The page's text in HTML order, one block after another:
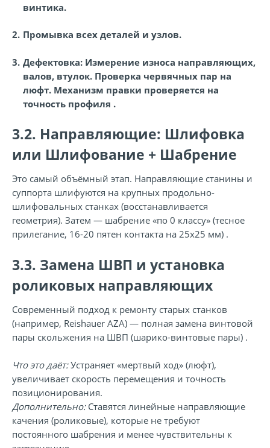
винтика.
Промывка всех деталей и узлов.
Дефектовка: Измерение износа направляющих,
валов, втулок. Проверка червячных пар на
люфт. Механизм правки проверяется на
точность профиля .
3.2. Направляющие: Шлифовка
или Шлифование + Шабрение
Это самый объёмный этап. Направляющие станины и
суппорта шлифуются на крупных продольно-
шлифовальных станках (восстанавливается
геометрия). Затем — шабрение «по 0 классу» (тесное
прилегание, 16-20 пятен контакта на 25х25 мм) .
3.3. Замена ШВП и установка
роликовых направляющих
Современный подход к ремонту старых станков
(например, Reishauer AZA) — полная замена винтовой
пары скольжения на ШВП (шарико-винтовые пары) .
Что это даёт:Устраняет «мертвый ход» (люфт),
увеличивает скорость перемещения и точность
позиционирования.
Дополнительно:Ставятся линейные направляющие
качения (роликовые), которые не требуют
постоянного шабрения и менее чувствительны к